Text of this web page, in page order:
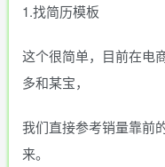
1.找简历模板
这个很简单，目前在电
多和某宝，
我们直接参考销量靠前
来。